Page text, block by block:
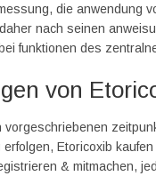
die anwendung
nach seinen
funktionen des
von
Etoricoxib
& mitmachen,